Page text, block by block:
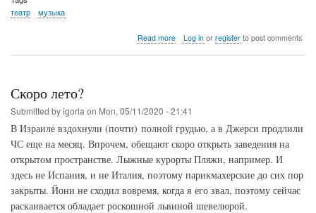
театр
музыка
Read moreabout
Log inor registerto post comments
Скоро лето?
Submitted byigorla on Mon, 05/11/2020 - 21:41
В Израиле вздохнули (почти) полной грудью, а в Джерси продлили
ЧС еще на месяц. Впрочем, обещают скоро открыть заведения на
открытом пространстве. Лыжные курорты Пляжи, например. И
здесь не Испания, и не Италия, поэтому парикмахерские до сих пор
закрыты. Йони не сходил вовремя, когда я его звал, поэтому сейчас
раскаивается обладает роскошной львиной шевелюрой.